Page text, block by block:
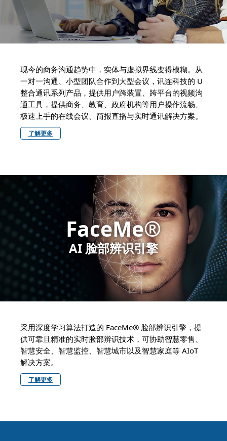
现今的商务沟通趋势中，实体与虚拟界线变得模糊。从
一对一沟通、小型团队合作到大型会议，讯连科技的 U
整合通讯系列产品，提供用户跨装置、跨平台的视频沟
通工具，提供商务、教育、政府机构等用户操作流畅、
极速上手的在线会议、简报直播与实时通讯解决方案。
了解更多
FaceMe®
AI 脸部辨识引擎
采用深度学习算法打造的 FaceMe® 脸部辨识引擎，提
供可靠且精准的实时脸部辨识技术，可协助智慧零售、
智慧安全、智慧监控、智慧城市以及智慧家庭等 AIoT
解决方案。
了解更多